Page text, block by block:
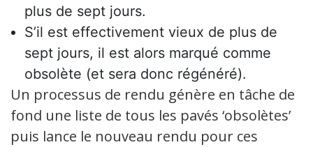
plus de sept jours.
S’il est effectivement vieux de plus de
sept jours, il est alors marqué comme
obsolète (et sera donc régénéré).
Un processus de rendu génère en tâche de
fond une liste de tous les pavés ‘obsolètes’
puis lance le nouveau rendu pour ces